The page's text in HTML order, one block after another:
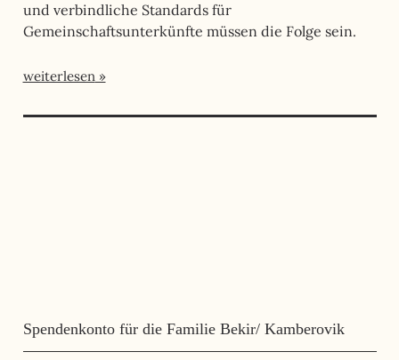
und verbindliche Standards für
Gemeinschaftsunterkünfte müssen die Folge sein.
weiterlesen
Spendenkonto für die Familie Bekir/ Kamberovik